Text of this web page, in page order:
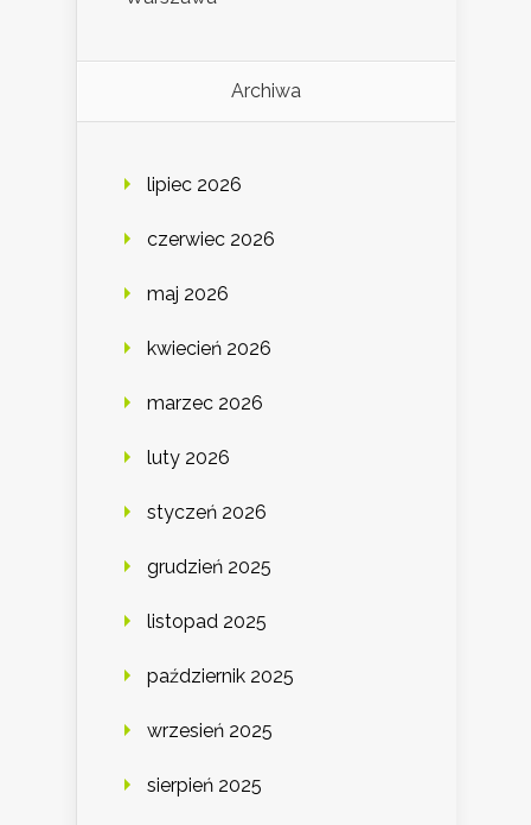
Archiwa
lipiec 2026
czerwiec 2026
maj 2026
kwiecień 2026
marzec 2026
luty 2026
styczeń 2026
grudzień 2025
listopad 2025
październik 2025
wrzesień 2025
sierpień 2025